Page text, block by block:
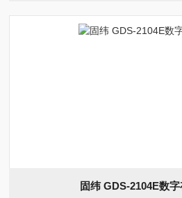
固纬 GDS-2104E数